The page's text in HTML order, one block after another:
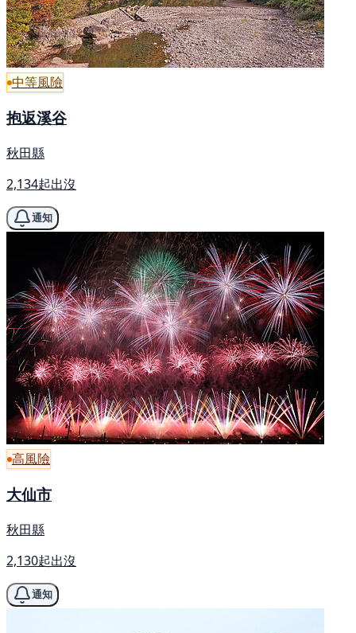
中等風險
抱返溪谷
秋田縣
2,134起出沒
通知
高風險
大仙市
秋田縣
2,130起出沒
通知